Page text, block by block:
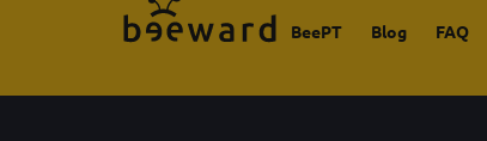
BeePT Blog FAQ